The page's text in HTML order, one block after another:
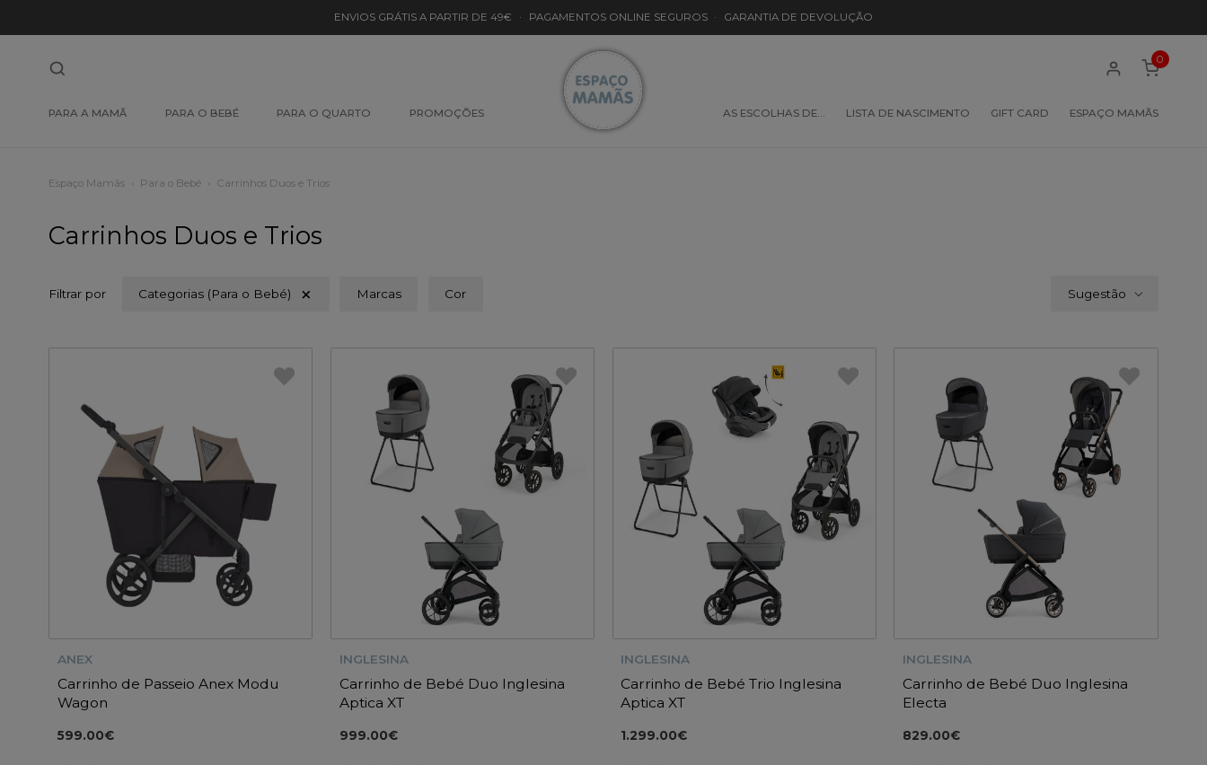
ENVIOS GRÁTIS A PARTIR DE 49€ · PAGAMENTOS ONLINE SEGUROS · GARANTIA DE DEVOLUÇÃO
PARA A MAMÃ PARA O BEBÉ PARA O QUARTO PROMOÇÕES AS ESCOLHAS DE… LISTA DE NASCIMENTO GIFT CARD ESPAÇO MAMÃS
0
Espaço Mamãs Para o Bebé Carrinhos Duos e Trios
Carrinhos Duos e Trios
Filtrar por Categorias (Para o Bebé) Marcas Cor Sugestão
ANEX
Carrinho de Passeio Anex Modu
Wagon
599.00€
INGLESINA
Carrinho de Bebé Duo Inglesina
Aptica XT
999.00€
INGLESINA
Carrinho de Bebé Trio Inglesina
Aptica XT
1.299.00€
INGLESINA
Carrinho de Bebé Duo Inglesina
Electa
829.00€